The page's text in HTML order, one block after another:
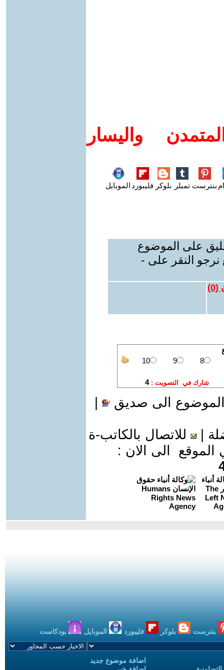
واليسار
بنترست تمبلر بلوكر فليبورد الموبايل
على الموضوع
نرجو النقر على -
(
0
)
الى صديق
للاتصال بالكاتب-ة
الى الان :
بنترست بلوكر فليبورد الموبايل بودكاست
اضافة موضوع جديد